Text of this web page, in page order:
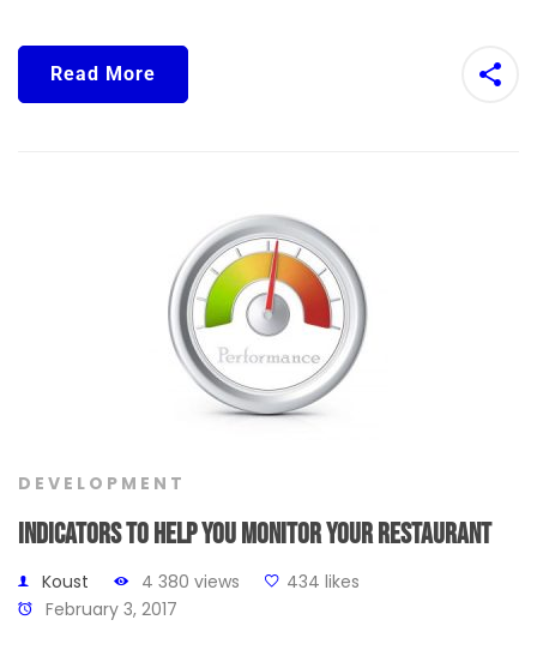
Read More
DEVELOPMENT
Indicators to help you monitor your restaurant
Koust 4 380 views
434 likes
February 3, 2017